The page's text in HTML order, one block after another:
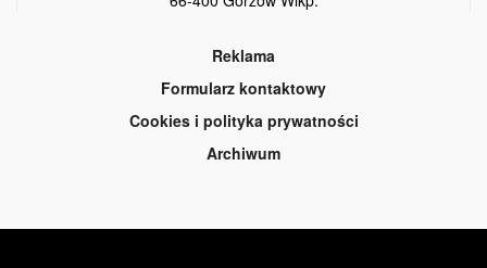
Reklama
Formularz kontaktowy
Cookies i polityka prywatności
Archiwum